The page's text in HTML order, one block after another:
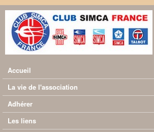
Aller au contenu principal
Menu principal
Accueil
La vie de l'association
Adhérer
Les liens